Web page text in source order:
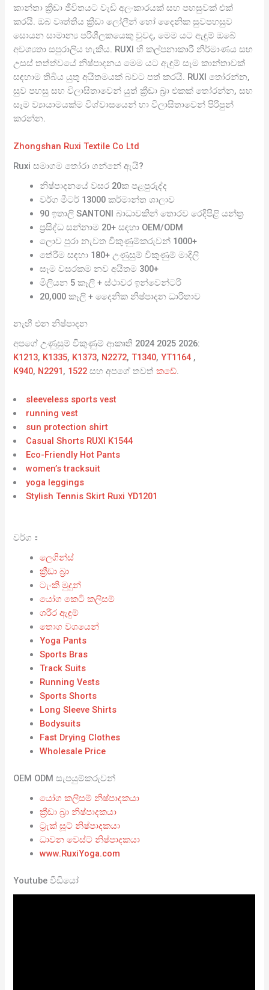
කාන්තා ක්‍රීඩා ජීවිතයට වැඩි අලංකාරයක් සහ පහසුවක් එක්
කරයි. ඔබ වෘත්තීය ක්‍රීඩා ලෝලීන් හෝ දෛනික සුවපහසුව
සොයන සාමාන්‍ය පරිශීලකයෙකු වුවද, මෙම යට ඇඳුම් ඔබේ
අවශ්‍යතා සපුරාලිය හැකිය. RUXI හි කල්පනාකාරී නිර්මාණය සහ
උසස් තත්ත්වයේ නිෂ්පාදනය මෙම යට ඇඳුම් සෑම කාන්තාවක්
සඳහාම තිබිය යුතු අයිතමයක් බවට පත් කරයි. RUXI තෝරන්න,
සුව පහසු සහ විලාසිතාවෙන් යුත් ක්‍රීඩා බ්‍රා එකක් තෝරන්න, සහ
සෑම ව්‍යායාමයක්ම විශ්වාසයෙන් හා විලාසිතාවෙන් පිරිපුන්
කරන්න.
Zhongshan Ruxi Textile Co Ltd
Ruxi සමාගම තෝරා ගන්නේ ඇයි?
නිෂ්පාදනයේ වසර 20ක පළපුරුද්ද
වර්ග මීටර් 13000 කර්මාන්ත ශාලාව
90 ඉතාලි SANTONI බාධාවකින් තොරව රෙදිපිළි යන්ත්‍ර
ප්‍රසිද්ධ සන්නාම 20+ සඳහා OEM/ODM
ලොව පුරා නැවත විකුණුම්කරුවන් 1000+
තේරීම සඳහා 180+ උණුසුම් විකුණුම් මාදිලි
සෑම වසරකම නව අයිතම 300+
මිලියන 5 කෑලි + ස්ථාවර ඉන්වෙන්ටරි
20,000 කෑලි + දෛනික නිෂ්පාදන ධාරිතාව
නැඟී එන නිෂ්පාදන
අපගේ උණුසුම් විකුණුම් ආකෘති 2024 2025 2026:
K1213, K1335, K1373, N2272,T1340,YT1164 ,
K940, N2291 , 1522සහ අපගේ තවත්කඩේ.
sleeveless sports vest
running vest
sun protection shirt
Casual Shorts RUXI K1544
Eco-Friendly Hot Pants
women’s tracksuit
yoga leggings
Stylish Tennis Skirt Ruxi YD1201
වර්ග：
ලෙගින්ස්
ක්‍රීඩා බ්‍රා
ටැංකි මුදුන්
යෝග කෙටි කලිසම්
ශරීර ඇඳුම්
තොග වශයෙන්
Yoga Pants
Sports Bras
Track Suits
Running Vests
Sports Shorts
Long Sleeve Shirts
Bodysuits
Fast Drying Clothes
Wholesale Price
OEM ODM සැපයුම්කරුවන්
යෝග කලිසම් නිෂ්පාදකයා
ක්‍රීඩා බ්‍රා නිෂ්පාදකයා
ට්‍රැක් සූට් නිෂ්පාදකයා
ධාවන වෙස්ට් නිෂ්පාදකයා
www.RuxiYoga.com
Youtube වීඩියෝ